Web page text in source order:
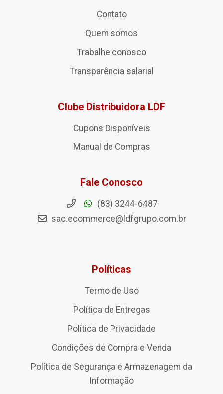
Contato
Quem somos
Trabalhe conosco
Transparência salarial
Clube Distribuidora LDF
Cupons Disponíveis
Manual de Compras
Fale Conosco
(83) 3244-6487
sac.ecommerce@ldfgrupo.com.br
Políticas
Termo de Uso
Política de Entregas
Política de Privacidade
Condições de Compra e Venda
Política de Segurança e Armazenagem da
Informação